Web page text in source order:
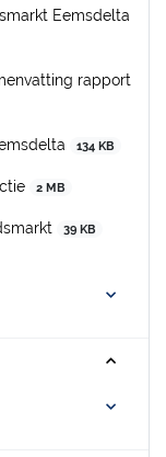
Eemsdelta
rapport
134 KB
2 MB
39 KB